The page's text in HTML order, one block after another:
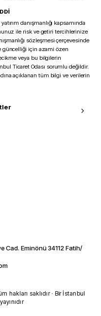
danışmanlığı kapsamında
ile risk ve getiri tercihlerinize
sözleşmesi çerçevesinde
güncelliği için azami özen
veya bu bilgilerin
Ticaret Odası sorumlu değildir.
açıklanan tüm bilgi ve verilerin
Cad. Eminönü 34112 Fatih/
hakları saklıdır · Bir İstanbul